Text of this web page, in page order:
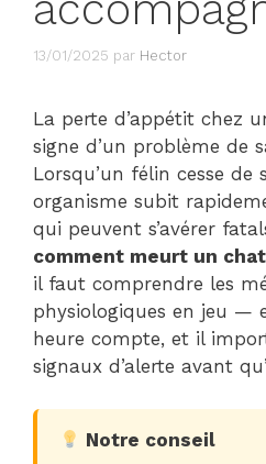
13/01/2025 par Hector
La perte d’appétit chez
signe d’un problème de
Lorsqu’un félin cesse de
organisme subit
qui peuvent s’avérer
comment meurt un
il faut comprendre les
physiologiques en jeu —
heure compte, et il
signaux d’alerte avant
Notre conseil